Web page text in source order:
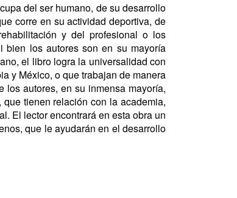
del ser humano, de su desarrollo
corre en su actividad deportiva, de
y del profesional o los
bien los autores son en su mayoría
el libro logra la universalidad con
y México, o que trabajan de manera
los autores, en su inmensa mayoría,
tienen relación con la academia,
El lector encontrará en esta obra un
que le ayudarán en el desarrollo